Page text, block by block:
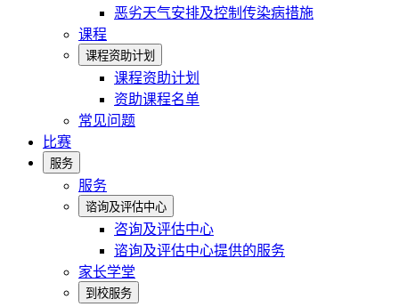
恶劣天气安排及控制传染病措施
课程
课程资助计划
课程资助计划
资助课程名单
常见问题
比赛
服务
服务
谘询及评估中心
咨询及评估中心
谘询及评估中心提供的服务
家长学堂
到校服务